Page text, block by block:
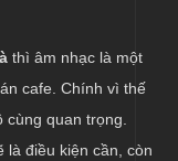
thì âm nhạc là một
cafe. Chính vì thế
quan trọng.
là điều kiện cần, còn